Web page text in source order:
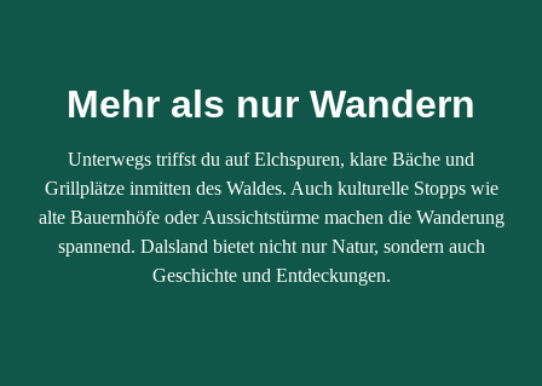
Mehr als nur Wandern
Unterwegs triffst du auf Elchspuren, klare Bäche und
Grillplätze inmitten des Waldes. Auch kulturelle Stopps wie
alte Bauernhöfe oder Aussichtstürme machen die Wanderung
spannend. Dalsland bietet nicht nur Natur, sondern auch
Geschichte und Entdeckungen.